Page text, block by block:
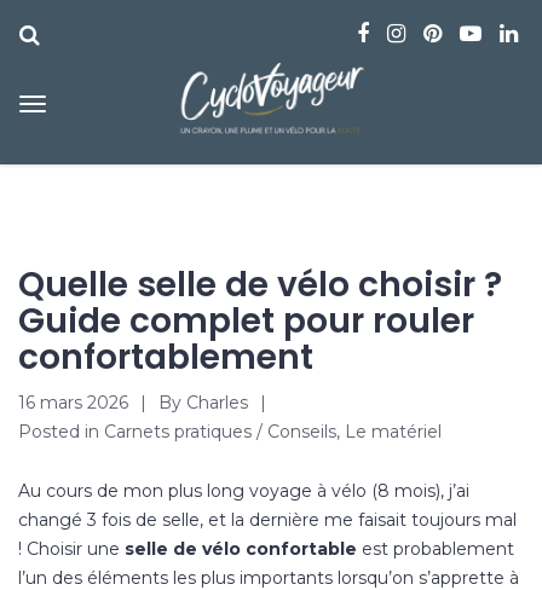
Quelle selle de vélo choisir ?
Guide complet pour rouler
confortablement
16 mars 2026 By Charles
Posted in Carnets pratiques / Conseils, Le matériel
Au cours de mon plus long voyage à vélo (8 mois), j’ai
changé 3 fois de selle, et la dernière me faisait toujours mal
! Choisir une selle de vélo confortable est probablement
l’un des éléments les plus importants lorsqu’on s’apprette à